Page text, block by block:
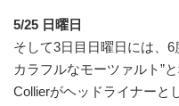
5/25 日曜日
そして3日目日曜日には、
カラフルなモーツァルト”
Collierがヘッドライナーと